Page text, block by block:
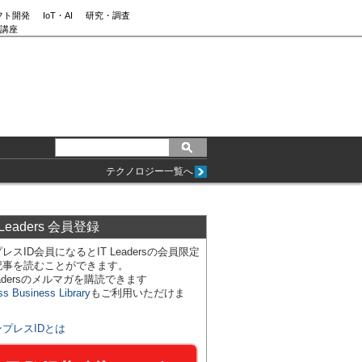
ト開発 IoT・AI
研究・調査
座
テクノロジー一覧へ
会員登録
スID会員になるとIT Leadersの会員限定
を読むことができます。
のメルマガを購読できます
Business Libraryもご利用いただけま
プレスIDとは